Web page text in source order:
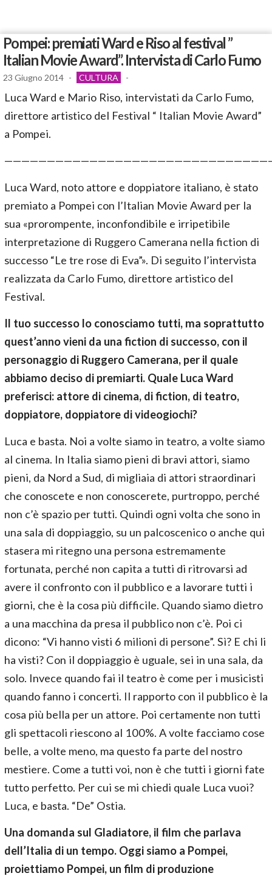
Pompei: premiati Ward e Riso al festival ”
Italian Movie Award”. Intervista di Carlo Fumo
23 Giugno 2014 - CULTURA -
Luca Ward e Mario Riso, intervistati da Carlo Fumo,
direttore artistico del Festival “ Italian Movie Award”
a Pompei.
Luca Ward, noto attore e doppiatore italiano, è stato
premiato a Pompei con l’Italian Movie Award per la
sua «prorompente, inconfondibile e irripetibile
interpretazione di Ruggero Camerana nella fiction di
successo “Le tre rose di Eva”». Di seguito l’intervista
realizzata da Carlo Fumo, direttore artistico del
Festival.
Il tuo successo lo conosciamo tutti, ma soprattutto
quest’anno vieni da una fiction di successo, con il
personaggio di Ruggero Camerana, per il quale
abbiamo deciso di premiarti. Quale Luca Ward
preferisci: attore di cinema, di fiction, di teatro,
doppiatore, doppiatore di videogiochi?
Luca e basta. Noi a volte siamo in teatro, a volte siamo
al cinema. In Italia siamo pieni di bravi attori, siamo
pieni, da Nord a Sud, di migliaia di attori straordinari
che conoscete e non conoscerete, purtroppo, perché
non c’è spazio per tutti. Quindi ogni volta che sono in
una sala di doppiaggio, su un palcoscenico o anche qui
stasera mi ritegno una persona estremamente
fortunata, perché non capita a tutti di ritrovarsi ad
avere il confronto con il pubblico e a lavorare tutti i
giorni, che è la cosa più difficile. Quando siamo dietro
a una macchina da presa il pubblico non c’è. Poi ci
dicono: “Vi hanno visti 6 milioni di persone”. Sì? E chi li
ha visti? Con il doppiaggio è uguale, sei in una sala, da
solo. Invece quando fai il teatro è come per i musicisti
quando fanno i concerti. Il rapporto con il pubblico è la
cosa più bella per un attore. Poi certamente non tutti
gli spettacoli riescono al 100%. A volte facciamo cose
belle, a volte meno, ma questo fa parte del nostro
mestiere. Come a tutti voi, non è che tutti i giorni fate
tutto perfetto. Per cui se mi chiedi quale Luca vuoi?
Luca, e basta. “De” Ostia.
Una domanda sul Gladiatore, il film che parlava
dell’Italia di un tempo. Oggi siamo a Pompei,
proiettiamo Pompei, un film di produzione